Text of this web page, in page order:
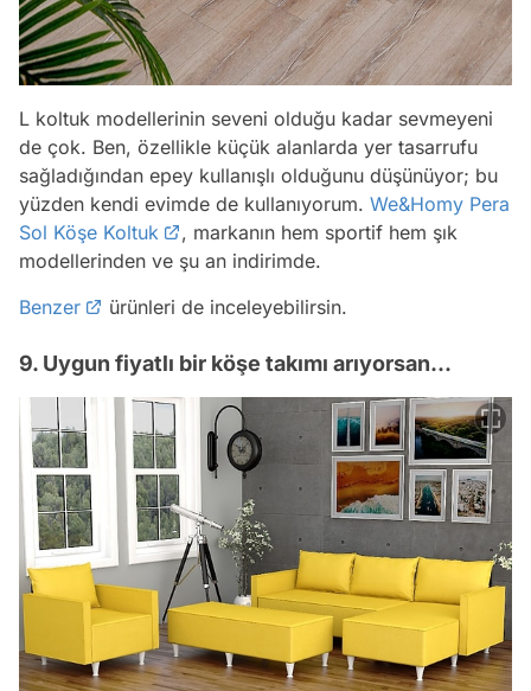
L koltuk modellerinin seveni olduğu kadar sevmeyeni
de çok. Ben, özellikle küçük alanlarda yer tasarrufu
sağladığından epey kullanışlı olduğunu düşünüyor; bu
yüzden kendi evimde de kullanıyorum. We&Homy Pera
Sol Köşe Koltuk
, markanın hem sportif hem şık
modellerinden ve şu an indirimde.
Benzer
ürünleri de inceleyebilirsin.
9. Uygun fiyatlı bir köşe takımı arıyorsan...